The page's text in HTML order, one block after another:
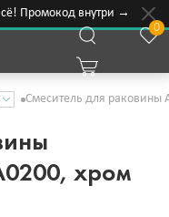
Промокод внутри →
0
Смеситель для раковины
хром